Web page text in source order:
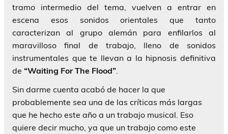
tramo intermedio del tema, vuelven a entrar en
escena esos sonidos orientales que tanto
caracterizan al grupo alemán para enfilarlos al
maravilloso final de trabajo, lleno de sonidos
instrumentales que te llevan a la hipnosis definitiva
de “Waiting For The Flood”
Sin darme cuenta acabó de hacer la que
probablemente sea una de las críticas más largas
que he hecho este año a un trabajo musical. Eso
quiere decir mucho, ya que un trabajo como este